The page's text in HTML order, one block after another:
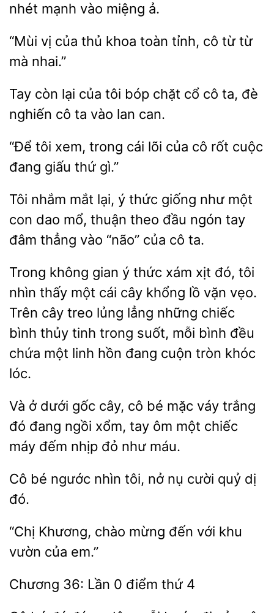
nhét mạnh vào miệng ả.
vị của khoa toàn tỉnh, cô
từ
mà nhai.”
Tay còn của tôi bóp chặt cổ cô
đè
nghiến cô ta vào
can.
tôi xem, trong cái
của cô rốt cuộc
giấu thứ gì.”
Tôi mắt
ý thức giống như một
con dao
thuận theo đầu ngón tay
đâm thẳng vào “não” của cô ta.
Trong gian
thức xám xịt đó, tôi
nhìn thấy một cái cây khổng lồ vặn vẹo.
Trên cây treo lủng lẳng
chiếc
bình thủy tinh trong suốt, mỗi bình đều
chứa một linh hồn đang cuộn tròn khóc
lóc.
Và ở dưới gốc cây, cô bé
váy trắng
đó
ngồi xổm, tay ôm một
máy đếm nhịp đỏ như máu.
Cô bé ngước nhìn nở
cười quỷ
đó.
“Chị Khương, chào
đến với khu
vườn
36: Lần thứ 4